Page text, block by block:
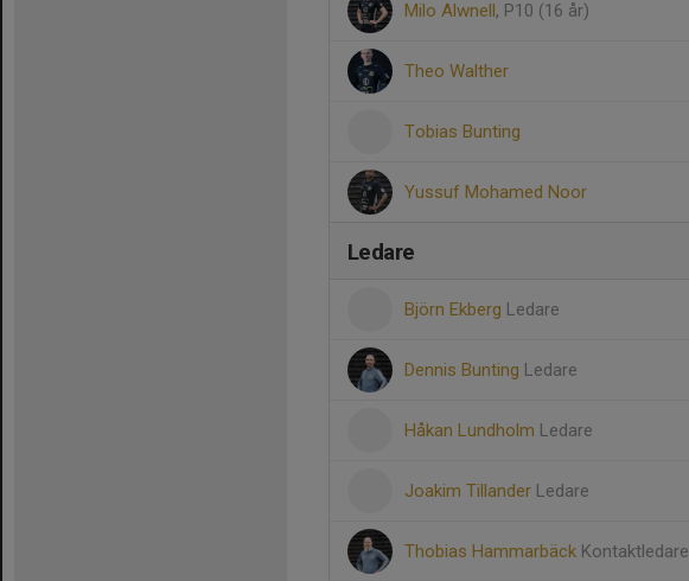
Milo Alwnell, P10 (16 år)
Theo Walther
Tobias Bunting
Yussuf Mohamed Noor
Ledare
Björn Ekberg Ledare
Dennis Bunting Ledare
Håkan Lundholm Ledare
Joakim Tillander Ledare
Thobias Hammarbäck Kontaktledare